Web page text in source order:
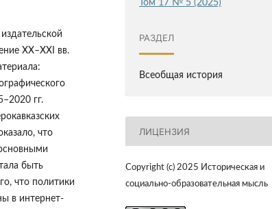
ХХ–ХХI вв.
гг.
что
быть
что политики
в интернет-
Том 17 № 5 (2025)
РАЗДЕЛ
Всеобщая история
ЛИЦЕНЗИЯ
Copyright (c) 2025 Историческая и
социально-образовательная мысль